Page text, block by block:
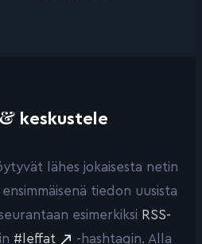
& keskustele
lähes jokaisesta netin
tiedon uusista
esimerkiksi RSS-
#leffat -hashtagin. Alla